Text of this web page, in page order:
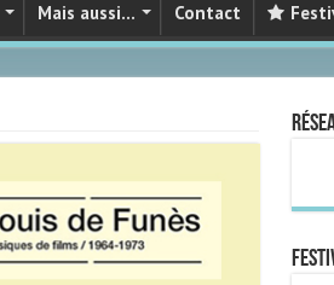
Mais aussi… Contact